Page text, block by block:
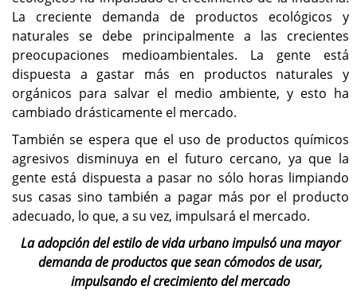
La creciente demanda de productos ecológicos y
naturales se debe principalmente a las crecientes
preocupaciones medioambientales. La gente está
dispuesta a gastar más en productos naturales y
orgánicos para salvar el medio ambiente, y esto ha
cambiado drásticamente el mercado.
También se espera que el uso de productos químicos
agresivos disminuya en el futuro cercano, ya que la
gente está dispuesta a pasar no sólo horas limpiando
sus casas sino también a pagar más por el producto
adecuado, lo que, a su vez, impulsará el mercado.
La adopción del estilo de vida urbano impulsó una mayor
demanda de productos que sean cómodos de usar,
impulsando el crecimiento del mercado